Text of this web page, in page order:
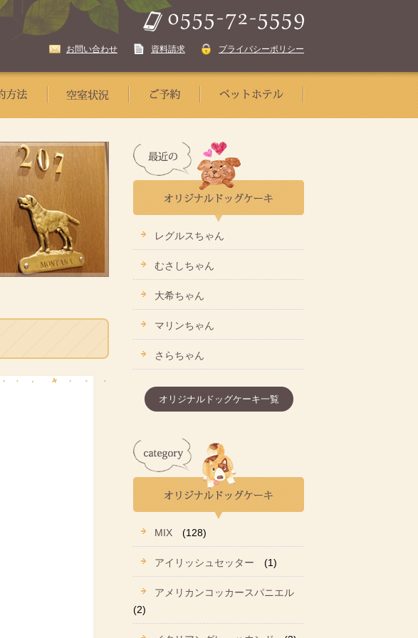
お問い合わせ 資料請求 プライバシーポリシー
レグルスちゃん
むさしちゃん
大希ちゃん
マリンちゃん
さらちゃん
オリジナルドッグケーキ一覧
MIX (128)
アイリッシュセッター (1)
アメリカンコッカースパニエル
(2)